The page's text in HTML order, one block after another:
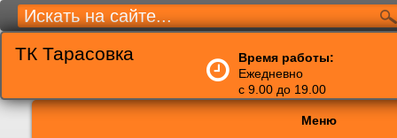
ТК Тарасовка
Время работы:
Ежедневно
с 9.00 до 19.00
Меню